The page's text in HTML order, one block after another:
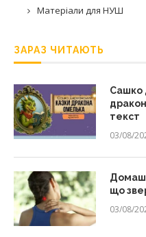
Матеріали для НУШ
ЗАРАЗ ЧИТАЮТЬ
Сашко
текст
03/08/
що
03/08/